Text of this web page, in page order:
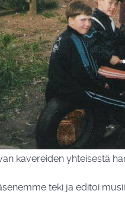
kavereiden yhteisestä
teki ja editoi